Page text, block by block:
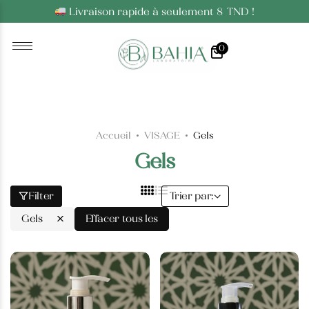
Livraison rapide à seulement 8 TND !
0
Accueil VISAGE Gels
Gels
Filter
Trier par:
Gels
Effacer tous les
Huiles Essentielles
Huiles Essentielles